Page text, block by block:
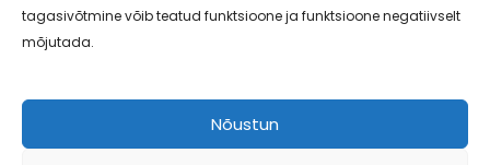
tagasivõtmine võib teatud funktsioone ja funktsioone negatiivselt
mõjutada.
Nõustun
Lepingutingimused